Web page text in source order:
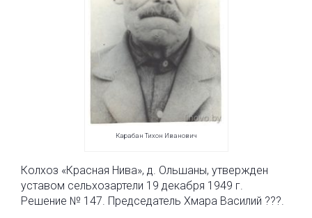
Карабан Тихон Иванович
Колхоз «Красная Нива», д. Ольшаны, утвержден
уставом сельхозартели 19 декабря 1949 г.
Решение № 147. Председатель Хмара Василий ???.